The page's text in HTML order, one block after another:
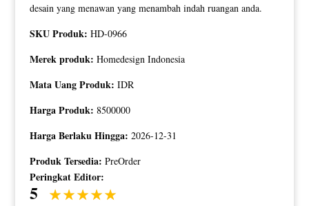
desain yang menawan yang menambah indah ruangan anda.
SKU Produk: HD-0966
Merek produk: Homedesign Indonesia
Mata Uang Produk: IDR
Harga Produk: 8500000
Harga Berlaku Hingga: 2026-12-31
Produk Tersedia: PreOrder
Peringkat Editor:
5